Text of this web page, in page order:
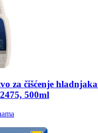
za čišćenje hladnjaka
500ml